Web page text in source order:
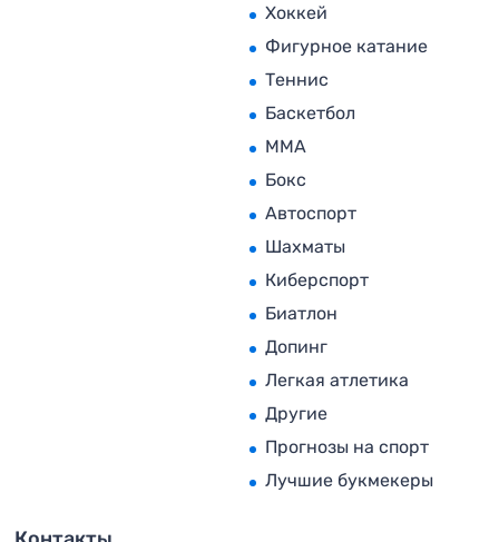
Хоккей
Фигурное катание
Теннис
Баскетбол
MMA
Бокс
Автоспорт
Шахматы
Киберспорт
Биатлон
Допинг
Легкая атлетика
Другие
Прогнозы на спорт
Лучшие букмекеры